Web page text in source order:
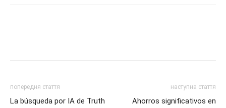
попередня стаття
La búsqueda por IA de Truth
наступна стаття
Ahorros significativos en